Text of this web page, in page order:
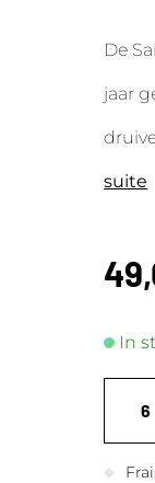
De
jaar
suite
In